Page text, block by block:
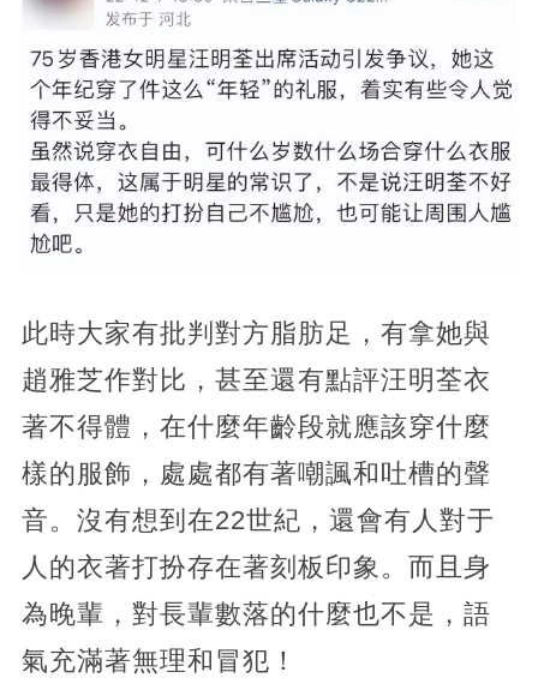
此時大家有批判對方脂肪足，有拿她與
趙雅芝作對比，甚至還有點評汪明荃衣
著不得體，在什麼年齡段就應該穿什麼
樣的服飾，處處都有著嘲諷和吐槽的聲
音。沒有想到在22世紀，還會有人對于
人的衣著打扮存在著刻板印象。而且身
為晚輩，對長輩數落的什麼也不是，語
氣充滿著無理和冒犯！